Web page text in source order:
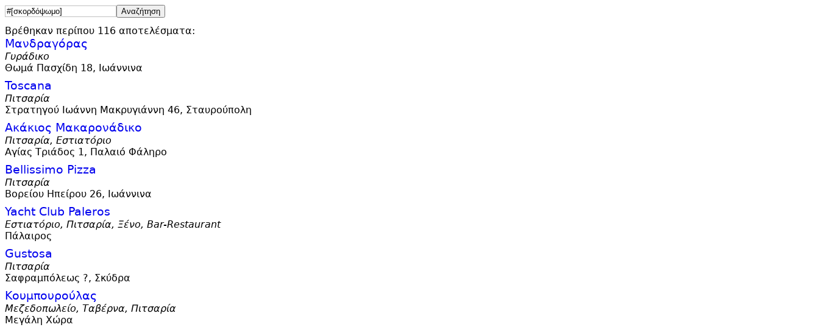
Βρέθηκαν περίπου 116 αποτελέσματα:
Μανδραγόρας
Γυράδικο
Θωμά Πασχίδη 18, Ιωάννινα
Toscana
Πιτσαρία
Στρατηγού Ιωάννη Μακρυγιάννη 46, Σταυρούπολη
Ακάκιος Μακαρονάδικο
Πιτσαρία, Εστιατόριο
Αγίας Τριάδος 1, Παλαιό Φάληρο
Bellissimo Pizza
Πιτσαρία
Βορείου Ηπείρου 26, Ιωάννινα
Yacht Club Paleros
Εστιατόριο, Πιτσαρία, Ξένο, Bar-Restaurant
Πάλαιρος
Gustosa
Πιτσαρία
Σαφραμπόλεως ?, Σκύδρα
Κουμπουρούλας
Μεζεδοπωλείο, Ταβέρνα, Πιτσαρία
Μεγάλη Χώρα